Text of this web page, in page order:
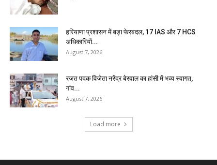
हरियाणा प्रशासन में बड़ा फेरबदल, 17 IAS और 7 HCS
अधिकारियों...
August 7, 2026
रजत पदक विजेता नरेंद्र बेरवाल का हांसी में भव्य स्वागत,
गांव...
August 7, 2026
Load more